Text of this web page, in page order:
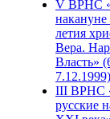
V ВРНС
накануне
летия
Вера.
Власть»
7.12.1999)
III ВРНС
русские